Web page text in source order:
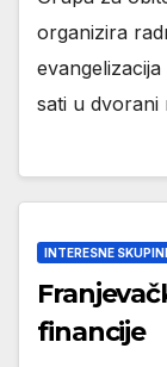
organizira
sati u dvorani
INTERESNE
financije